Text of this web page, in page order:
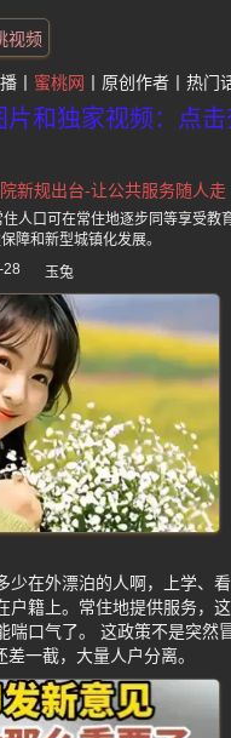
视频
蜜桃网 原创作者 热门
和独家视频：点
新规出台-让公共服务随人走
人口可在常住地逐步同等享受教
障和新型城镇化发展。
28
玉兔
在外漂泊的人啊，上学、
籍上。常住地提供服务，
口气了。 这政策不是突然
一截，大量人户分离。